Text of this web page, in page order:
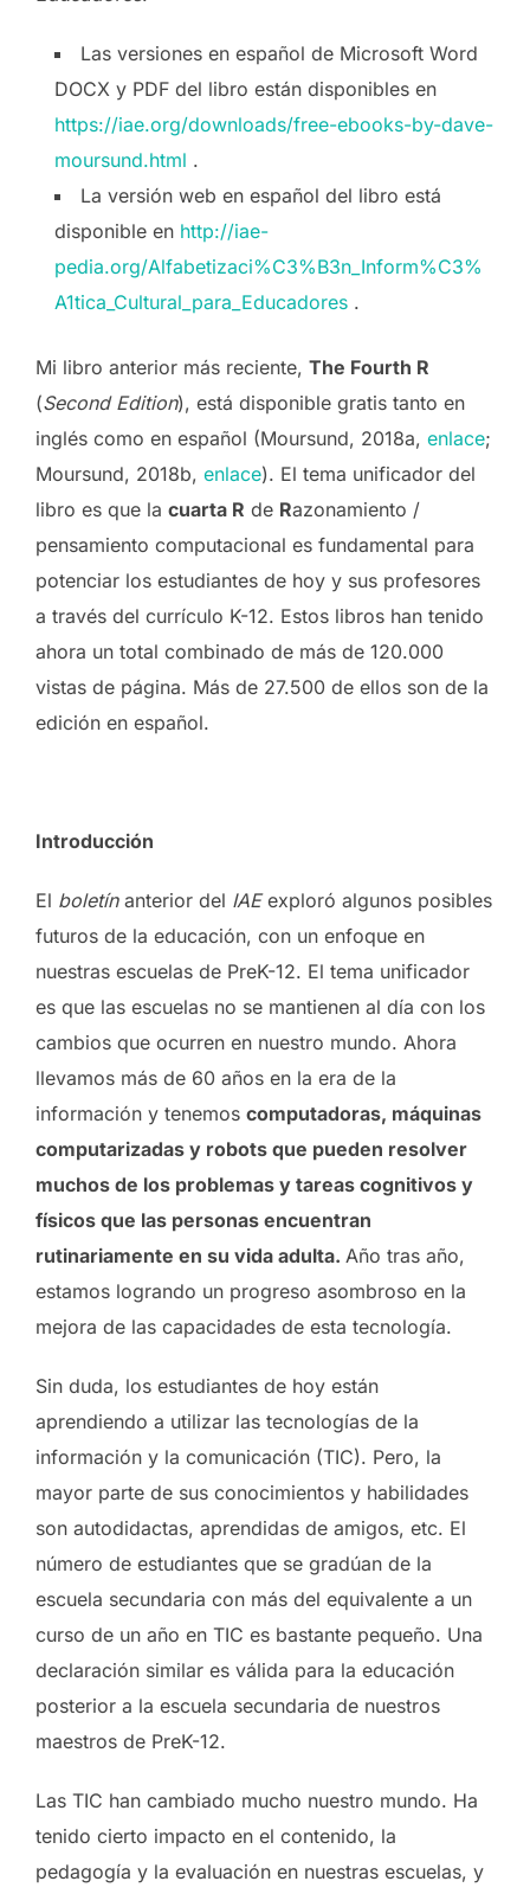
Las versiones en español de Microsoft Word
DOCX y PDF del libro están disponibles en
https://iae.org/downloads/free-ebooks-by-dave-
moursund.html .
La versión web en español del libro está
disponible en http://iae-
pedia.org/Alfabetizaci%C3%B3n_Inform%C3%
A1tica_Cultural_para_Educadores .
Mi libro anterior más reciente, The Fourth R
(Second Edition), está disponible gratis tanto en
inglés como en español (Moursund, 2018a, enlace;
Moursund, 2018b, enlace). El tema unificador del
libro es que la cuarta R de Razonamiento /
pensamiento computacional es fundamental para
potenciar los estudiantes de hoy y sus profesores
a través del currículo K-12. Estos libros han tenido
ahora un total combinado de más de 120.000
vistas de página. Más de 27.500 de ellos son de la
edición en español.
Introducción
El boletínanterior del IAEexploró algunos posibles
futuros de la educación, con un enfoque en
nuestras escuelas de PreK-12. El tema unificador
es que las escuelas no se mantienen al día con los
cambios que ocurren en nuestro mundo. Ahora
llevamos más de 60 años en la era de la
información y tenemos computadoras, máquinas
computarizadas y robots que pueden resolver
muchos de los problemas y tareas cognitivos y
físicos que las personas encuentran
rutinariamente en su vida adulta. Año tras año,
estamos logrando un progreso asombroso en la
mejora de las capacidades de esta tecnología.
Sin duda, los estudiantes de hoy están
aprendiendo a utilizar las tecnologías de la
información y la comunicación (TIC). Pero, la
mayor parte de sus conocimientos y habilidades
son autodidactas, aprendidas de amigos, etc. El
número de estudiantes que se gradúan de la
escuela secundaria con más del equivalente a un
curso de un año en TIC es bastante pequeño. Una
declaración similar es válida para la educación
posterior a la escuela secundaria de nuestros
maestros de PreK-12.
Las TIC han cambiado mucho nuestro mundo. Ha
tenido cierto impacto en el contenido, la
pedagogía y la evaluación en nuestras escuelas, y